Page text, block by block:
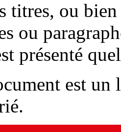
titres, ou
ou
présenté
est